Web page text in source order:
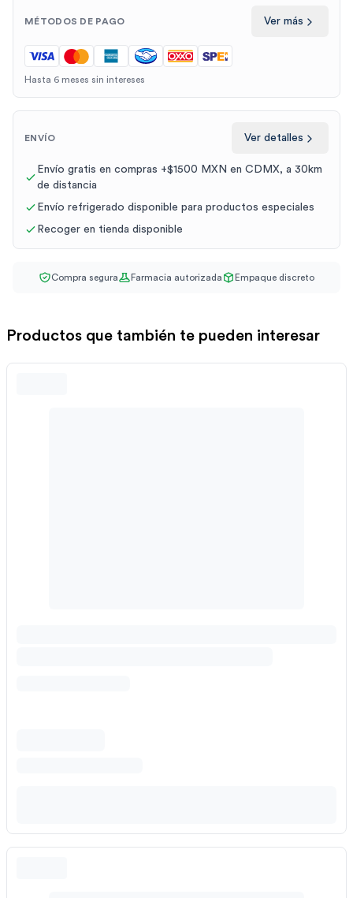
MÉTODOS DE PAGO Ver más
Hasta 6 meses sin intereses
ENVÍO Ver detalles
Envío gratis en compras +$1500 MXN en CDMX, a 30km
de distancia
Envío refrigerado disponible para productos especiales
Recoger en tienda disponible
Compra segura Farmacia autorizada Empaque discreto
Productos que también te pueden interesar